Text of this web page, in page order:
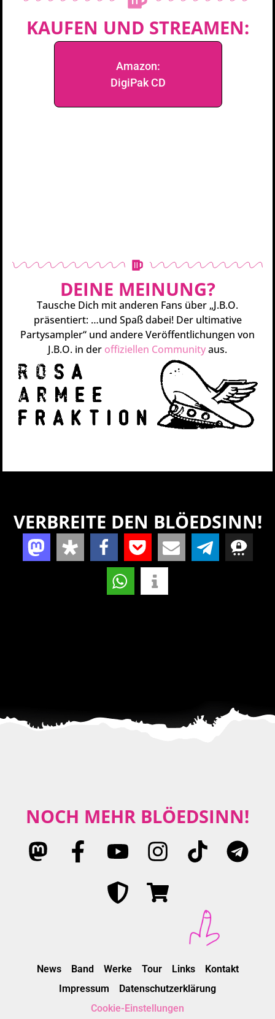
KAUFEN UND STREAMEN:
Amazon:
DigiPak CD
DEINE MEINUNG?
Tausche Dich mit anderen Fans über „J.B.O.
präsentiert: …und Spaß dabei! Der ultimative
Partysampler“ und andere Veröffentlichungen von
J.B.O. in der offiziellen Communityaus.
VERBREITE DEN BLÖEDSINN!
NOCH MEHR BLÖEDSINN!
News Band Werke Tour Links
Kontakt
Impressum
Datenschutzerklärung
Cookie-Einstellungen